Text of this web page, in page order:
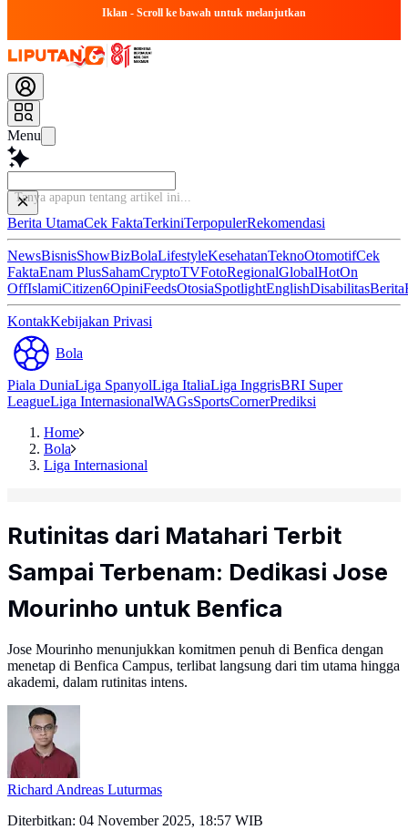
Iklan - Scroll ke bawah untuk melanjutkan
Menu
Tany
Berita UtamaCek FaktaTerkiniTerpopulerRekomendasi
NewsBisnisShowBizBolaLifestyleKesehatanTeknoOtomotifCek
FaktaEnam PlusSahamCryptoTVFotoRegionalGlobalHotOn
OffIslamiCitizen6OpiniFeedsOtosiaSpotlightEnglishDisabilitasBerita
KontakKebijakan Privasi
Bola
Piala DuniaLiga SpanyolLiga ItaliaLiga InggrisBRI Super
LeagueLiga InternasionalWAGsSportsCornerPrediksi
Home
Bola
Liga Internasional
Rutinitas dari Matahari Terbit
Sampai Terbenam: Dedikasi Jose
Mourinho untuk Benfica
Jose Mourinho menunjukkan komitmen penuh di Benfica dengan
menetap di Benfica Campus, terlibat langsung dari tim utama hingga
akademi, dalam rutinitas intens.
Richard Andreas Luturmas
Diterbitkan: 04 November 2025, 18:57 WIB